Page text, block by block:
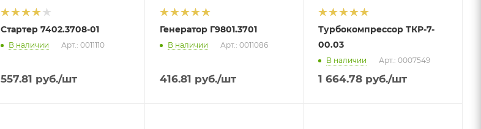
Стартер 7402.3708-01
В наличии Арт.: 0011110
557.81 руб./шт
Генератор Г9801.3701
В наличии Арт.: 0011086
416.81 руб./шт
Турбокомпрессор ТКР-7-
00.03
В наличии Арт.: 0007549
1 664.78 руб./шт